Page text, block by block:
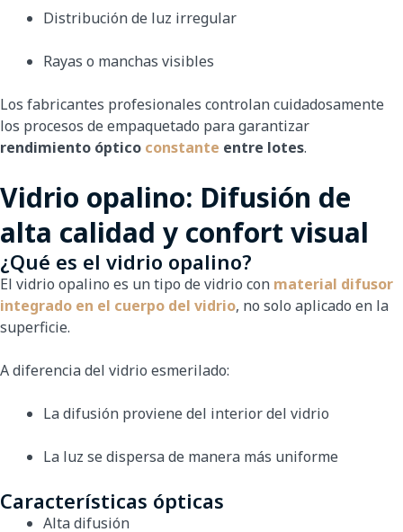
Distribución de luz irregular
Rayas o manchas visibles
Los fabricantes profesionales controlan cuidadosamente
los procesos de empaquetado para garantizar
rendimiento óptico constante entre lotes.
Vidrio opalino: Difusión de
alta calidad y confort visual
¿Qué es el vidrio opalino?
El vidrio opalino es un tipo de vidrio con material difusor
integrado en el cuerpo del vidrio, no solo aplicado en la
superficie.
A diferencia del vidrio esmerilado:
La difusión proviene del interior del vidrio
La luz se dispersa de manera más uniforme
Características ópticas
Alta difusión